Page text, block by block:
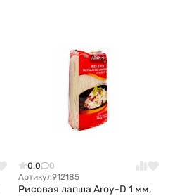
0.0
0
Артикул912185
Рисовая лапша Aroy-D 1 мм,